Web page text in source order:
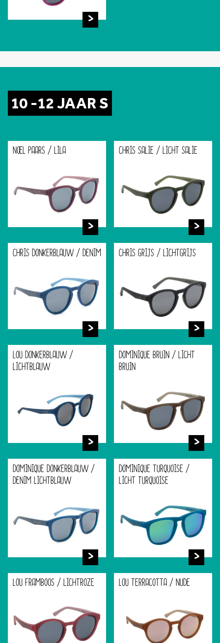
10 -12 JAAR S
NOEL PAARS / LILA CHRIS SALIE / LICHT SALIE
CHRIS DONKERBLAUW / DENIM CHRIS GRIJS / LICHTGRIJS
LOU DONKERBLAUW /
LICHTBLAUW
DOMINIQUE BRUIN / LICHT
BRUIN
DOMINIQUE DONKERBLAUW /
DENIM LICHTBLAUW
DOMINIQUE TURQUOISE /
LICHT TURQUOISE
LOU FRAMBOOS / LICHTROZE LOU TERRACOTTA / NUDE